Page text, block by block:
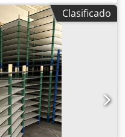
Clasificado